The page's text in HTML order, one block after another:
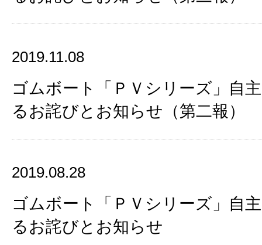
2019.11.08
ゴムボート「ＰＶシリーズ」自
るお詫びとお知らせ（第二報）
2019.08.28
ゴムボート「ＰＶシリーズ」自
るお詫びとお知らせ